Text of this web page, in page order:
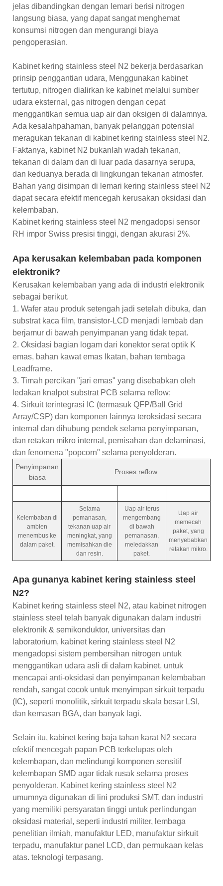
jelas dibandingkan dengan lemari berisi nitrogen
langsung biasa, yang dapat sangat menghemat
konsumsi nitrogen dan mengurangi biaya
pengoperasian.
Kabinet kering stainless steel N2 bekerja berdasarkan
prinsip penggantian udara, Menggunakan kabinet
tertutup, nitrogen dialirkan ke kabinet melalui sumber
udara eksternal, gas nitrogen dengan cepat
menggantikan semua uap air dan oksigen di dalamnya.
Ada kesalahpahaman, banyak pelanggan potensial
meragukan tekanan di kabinet kering stainless steel N2.
Faktanya, kabinet N2 bukanlah wadah tekanan,
tekanan di dalam dan di luar pada dasarnya serupa,
dan keduanya berada di lingkungan tekanan atmosfer.
Bahan yang disimpan di lemari kering stainless steel N2
dapat secara efektif mencegah kerusakan oksidasi dan
kelembaban.
Kabinet kering stainless steel N2 mengadopsi sensor
RH impor Swiss presisi tinggi, dengan akurasi 2%.
Apa kerusakan kelembaban pada komponen
elektronik?
Kerusakan kelembaban yang ada di industri elektronik
sebagai berikut.
1. Wafer atau produk setengah jadi setelah dibuka, dan
substrat kaca film, transistor-LCD menjadi lembab dan
berjamur di bawah penyimpanan yang tidak tepat.
2. Oksidasi bagian logam dari konektor serat optik K
emas, bahan kawat emas Ikatan, bahan tembaga
Leadframe.
3. Timah percikan "jari emas" yang disebabkan oleh
ledakan knalpot substrat PCB selama reflow;
4. Sirkuit terintegrasi IC (termasuk QFP/Ball Grid
Array/CSP) dan komponen lainnya teroksidasi secara
internal dan dihubung pendek selama penyimpanan,
dan retakan mikro internal, pemisahan dan delaminasi,
dan fenomena "popcorn" selama penyolderan.
Penyimpanan
biasa
Proses reflow
Kelembaban di
ambien
menembus ke
dalam paket.
Selama
pemanasan,
tekanan uap air
meningkat, yang
memisahkan die
dan resin.
Uap air terus
mengembang
di bawah
pemanasan,
meledakkan
paket.
Uap air
memecah
paket, yang
menyebabkan
retakan mikro.
Apa gunanya kabinet kering stainless steel
N2?
Kabinet kering stainless steel N2, atau kabinet nitrogen
stainless steel telah banyak digunakan dalam industri
elektronik & semikonduktor, universitas dan
laboratorium, kabinet kering stainless steel N2
mengadopsi sistem pembersihan nitrogen untuk
menggantikan udara asli di dalam kabinet, untuk
mencapai anti-oksidasi dan penyimpanan kelembaban
rendah, sangat cocok untuk menyimpan sirkuit terpadu
(IC), seperti monolitik, sirkuit terpadu skala besar LSI,
dan kemasan BGA, dan banyak lagi.
Selain itu, kabinet kering baja tahan karat N2 secara
efektif mencegah papan PCB terkelupas oleh
kelembapan, dan melindungi komponen sensitif
kelembapan SMD agar tidak rusak selama proses
penyolderan. Kabinet kering stainless steel N2
umumnya digunakan di lini produksi SMT, dan industri
yang memiliki persyaratan tinggi untuk perlindungan
oksidasi material, seperti industri militer, lembaga
penelitian ilmiah, manufaktur LED, manufaktur sirkuit
terpadu, manufaktur panel LCD, dan permukaan kelas
atas. teknologi terpasang.